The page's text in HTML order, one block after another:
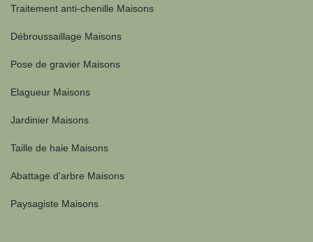
Traitement anti-chenille Maisons
Débroussaillage Maisons
Pose de gravier Maisons
Elagueur Maisons
Jardinier Maisons
Taille de haie Maisons
Abattage d'arbre Maisons
Paysagiste Maisons